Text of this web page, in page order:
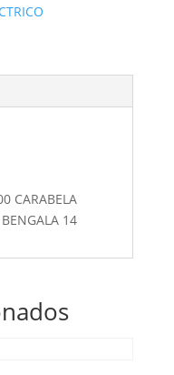
CARABELA
14